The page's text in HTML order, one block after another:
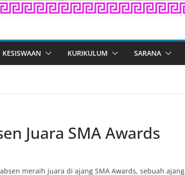
KESISWAAN KURIKULUM SARANA
Juara SMA Awards
meraih juara di ajang SMA Awards, sebuah ajang